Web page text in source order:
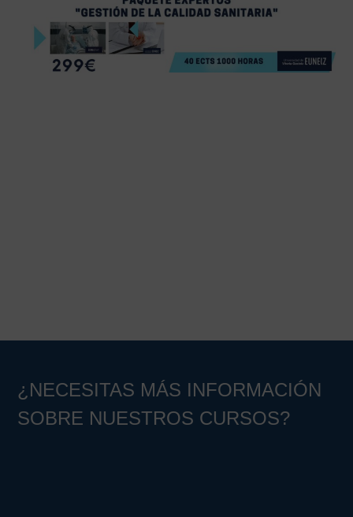
¿NECESITAS MÁS INFORMACIÓN
SOBRE NUESTROS CURSOS?